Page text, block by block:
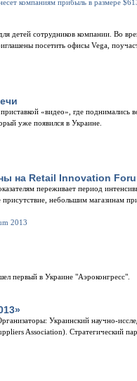
детей сотрудников компании. Во
посетить офисы Vega,
«видео», где поднимались
уже появился в Украине.
на Retail Innovation
переживает период
небольшим магазинам
первый в Украине "Аэроконгресс".
Украинский научно-
Association). Стратегический